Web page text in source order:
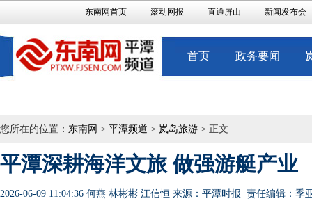
东南网首页 滚动网报 直通屏山 新闻发布会
首页 政务要闻
您所在的位置： 东南网 > 平潭频道 > 岚岛旅游 > 正文
平潭深耕海洋文旅 做强游艇产业
2026-06-09 11:04:36 何燕 林彬彬 江信恒 来源：平潭时报 责任编辑：季